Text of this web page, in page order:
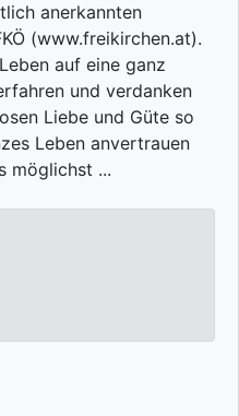
anerkannten
(www.freikirchen.at).
auf eine ganz
und verdanken
Liebe und Güte so
Leben anvertrauen
möglichst ...